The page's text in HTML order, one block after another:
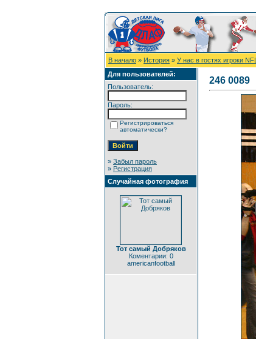
В начало » История » У нас в гостях игроки NFL
Для пользователей:
Пользователь:
Пароль:
Регистрироваться
автоматически?
» Забыл пароль
» Регистрация
Случайная фотография
Тот самый Добряков
Коментарии: 0
americanfootball
246 0089